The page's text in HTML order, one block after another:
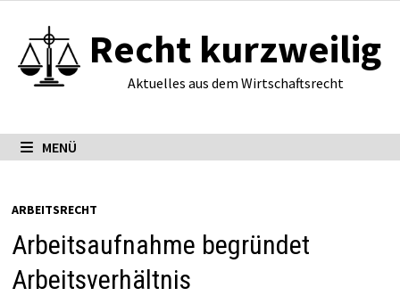
Inhalt
springen
Recht kurzweilig
Aktuelles aus dem Wirtschaftsrecht
MENÜ
ARBEITSRECHT
Arbeitsaufnahme begründet
Arbeitsverhältnis